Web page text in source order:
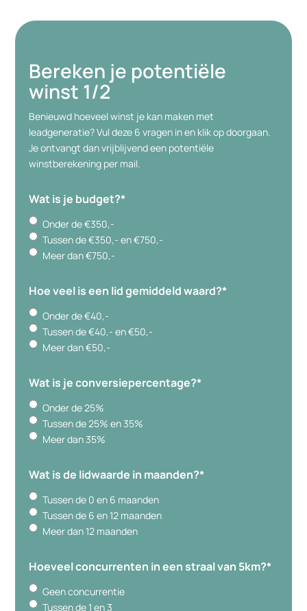
Bereken je potentiële
winst 1/2
Benieuwd hoeveel winst je kan maken met
leadgeneratie? Vul deze 6 vragen in en klik op doorgaan.
Je ontvangt dan vrijblijvend een potentiële
winstberekening per mail.
Wat is je budget?*
Onder de €350,-
Tussen de €350,- en €750,-
Meer dan €750,-
Hoe veel is een lid gemiddeld waard?*
Onder de €40,-
Tussen de €40,- en €50,-
Meer dan €50,-
Wat is je conversiepercentage?*
Onder de 25%
Tussen de 25% en 35%
Meer dan 35%
Wat is de lidwaarde in maanden?*
Tussen de 0 en 6 maanden
Tussen de 6 en 12 maanden
Meer dan 12 maanden
Hoeveel concurrenten in een straal van 5km?*
Geen concurrentie
Tussen de 1 en 3